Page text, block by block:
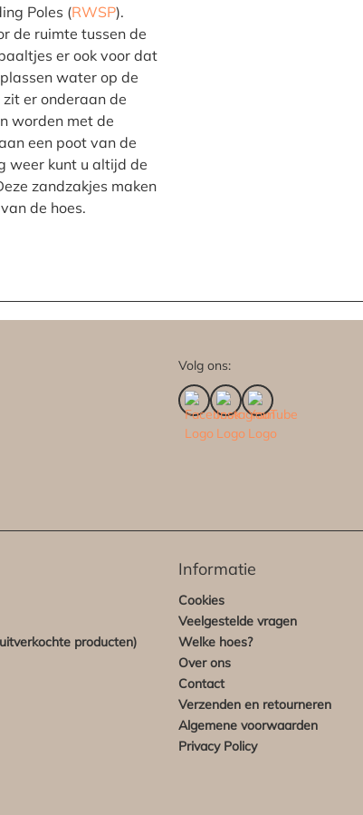
Poles (RWSP).
de ruimte tussen de
er ook voor dat
water op de
er onderaan de
worden met de
een poot van de
weer kunt u altijd de
zandzakjes maken
de hoes.
Volg ons:
producten)
Informatie
Cookies
Veelgestelde vragen
Welke hoes?
Over ons
Contact
Verzenden en retourneren
Algemene voorwaarden
Privacy Policy